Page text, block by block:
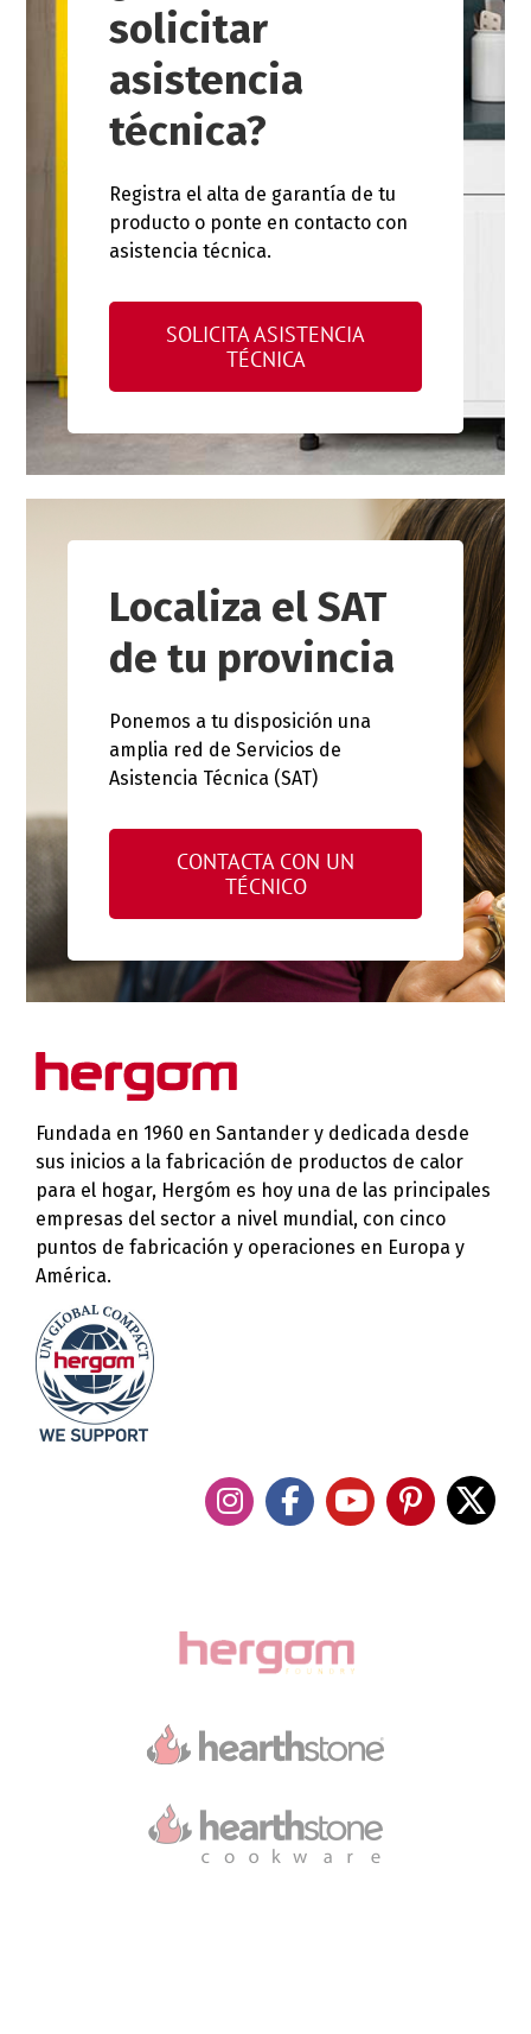
solicitar
asistencia
técnica?
Registra el alta de garantía de tu
producto o ponte en contacto con
asistencia técnica.
SOLICITA ASISTENCIA
TÉCNICA
Localiza el SAT
de tu provincia
Ponemos a tu disposición una
amplia red de Servicios de
Asistencia Técnica (SAT)
CONTACTA CON UN
TÉCNICO
Fundada en 1960 en Santander y dedicada desde
sus inicios a la fabricación de productos de calor
para el hogar, Hergóm es hoy una de las principales
empresas del sector a nivel mundial, con cinco
puntos de fabricación y operaciones en Europa y
América.